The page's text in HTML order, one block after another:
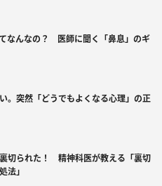
なんなの？ 医師に聞く「鼻息」のギ
。突然「どうでもよくなる心理」の正
切られた！ 精神科医が教える「裏切
法」